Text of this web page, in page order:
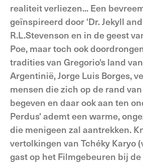
realiteit verliezen... Een
geïnspireerd door 'Dr. Jekyll
R.L.Stevenson en in de geest
Poe, maar toch ook
tradities van Gregorio's land
Argentinië, Jorge Luis Borges,
mensen die zich op de rand
begeven en daar ook aan ten
Perdus' ademt een warme,
die menigeen zal aantrekken.
vertolkingen van Tchéky Karyo
gast op het Filmgebeuren bij